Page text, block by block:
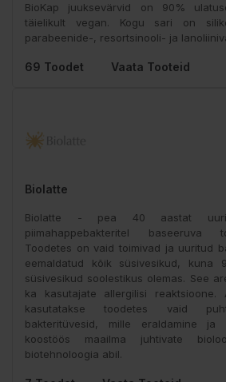
BioKap juuksevärvid on 90%
täielikult vegan. Kogu sari on
parabeenide-, resortsinooli- ja
69 Toodet Vaata Tooteid
Biolatte
Biolatte - pea 40 aastat
piimahappebakteritel baseeruva
Toodetes on vaid toimivad ja uuritud
eemaldatud kõik süsivesikud, kuna
süsivesikud soolestikus olemas. See
ka kasutajate allergilisi reaktsioone.
kasutatakse toodetes vaid
bakteritüvesid, mille eraldamine ja
koostöös maailma juhtivate
biotehnoloogia abil.